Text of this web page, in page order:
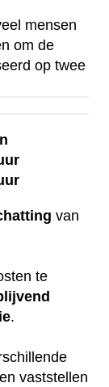
mensen
om de
op twee
van
te
.
vaststellen